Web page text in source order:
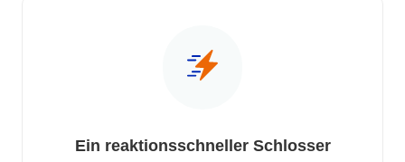
Ein reaktionsschneller Schlosser